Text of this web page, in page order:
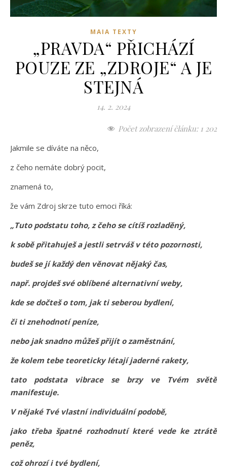
MAIA TEXTY
„PRAVDA“ PŘICHÁZÍ
POUZE ZE „ZDROJE“ A JE
STEJNÁ
14. 2. 2024
Počet zobrazení článku: 1 202
Jakmile se díváte na něco,
z čeho nemáte dobrý pocit,
znamená to,
že vám Zdroj skrze tuto emoci říká:
„Tuto podstatu toho, z čeho se cítíš rozladěný,
k sobě přitahuješ a jestli setrváš v této pozornosti,
budeš se jí každý den věnovat nějaký čas,
např. projdeš své oblíbené alternativní weby,
kde se dočteš o tom, jak ti seberou bydlení,
či ti znehodnotí peníze,
nebo jak snadno můžeš přijít o zaměstnání,
že kolem tebe teoreticky létají jaderné rakety,
tato podstata vibrace se brzy ve Tvém světě
manifestuje.
V nějaké Tvé vlastní individuální podobě,
jako třeba špatné rozhodnutí které vede ke ztrátě
peněz,
což ohrozí i tvé bydlení,